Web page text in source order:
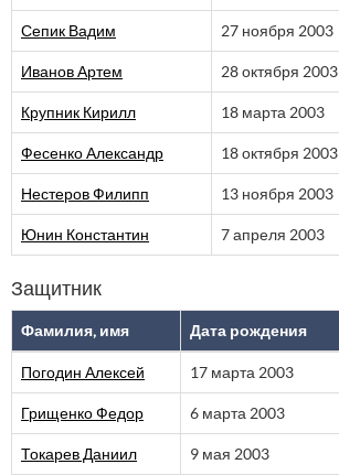
Сепик Вадим 27 ноября 2003
Иванов Артем 28 октября 2003
Крупник Кирилл 18 марта 2003
Фесенко Александр 18 октября 2003
Нестеров Филипп 13 ноября 2003
Юнин Константин 7 апреля 2003
Защитник
Фамилия, имя Дата рождения
Погодин Алексей 17 марта 2003
Грищенко Федор 6 марта 2003
Токарев Даниил 9 мая 2003